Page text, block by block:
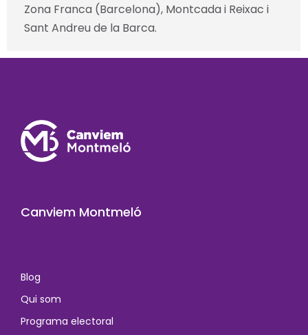
Zona Franca (Barcelona), Montcada i Reixac i
Sant Andreu de la Barca.
Canviem Montmeló
Blog
Qui som
Programa electoral